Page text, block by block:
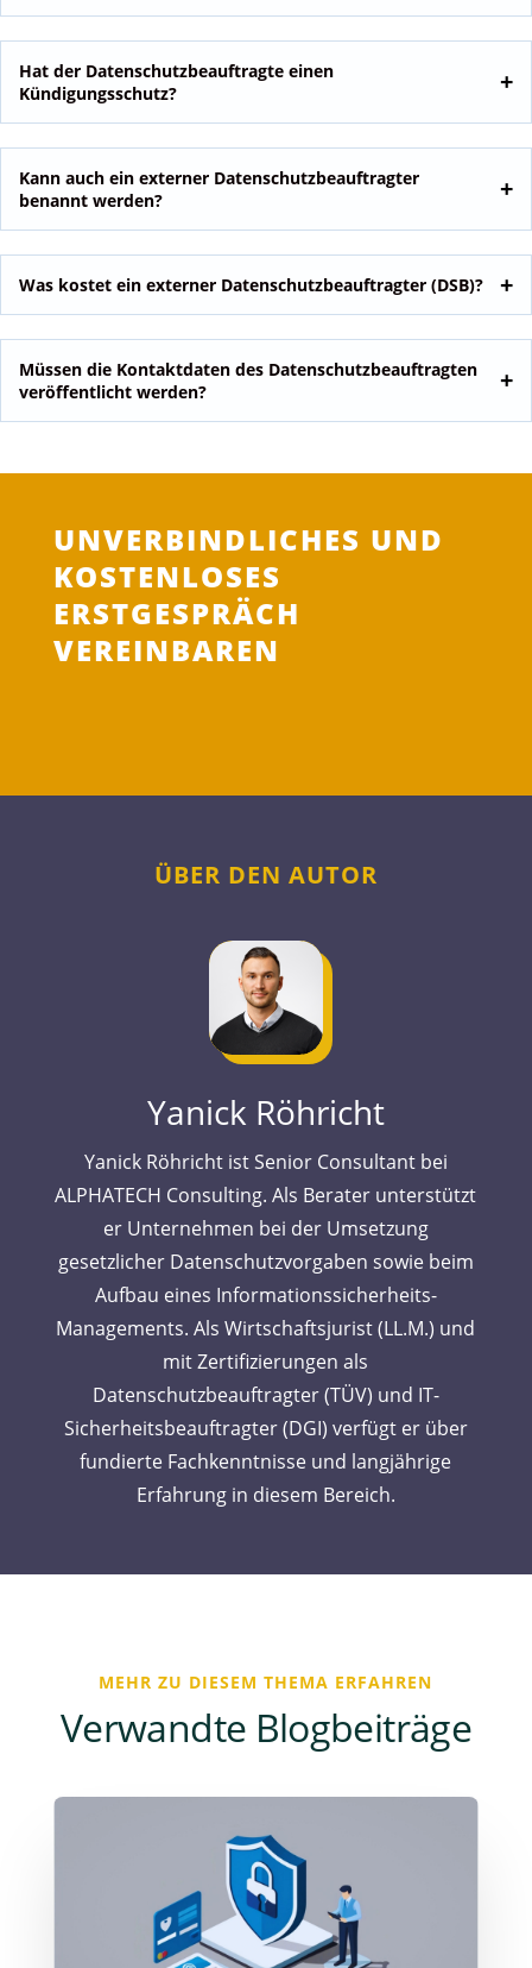
Hat der Datenschutzbeauftragte einen
Kündigungsschutz?
Kann auch ein externer Datenschutzbeauftragter
benannt werden?
Was kostet ein externer Datenschutzbeauftragter (DSB)?
Müssen die Kontaktdaten des Datenschutzbeauftragten
veröffentlicht werden?
UNVERBINDLICHES UND
KOSTENLOSES
ERSTGESPRÄCH
VEREINBAREN
ÜBER DEN AUTOR
Yanick Röhricht
Yanick Röhricht ist Senior Consultant bei
ALPHATECH Consulting. Als Berater unterstützt
er Unternehmen bei der Umsetzung
gesetzlicher Datenschutzvorgaben sowie beim
Aufbau eines Informationssicherheits-
Managements. Als Wirtschaftsjurist (LL.M.) und
mit Zertifizierungen als
Datenschutzbeauftragter (TÜV) und IT-
Sicherheitsbeauftragter (DGI) verfügt er über
fundierte Fachkenntnisse und langjährige
Erfahrung in diesem Bereich.
MEHR ZU DIESEM THEMA ERFAHREN
Verwandte Blogbeiträge